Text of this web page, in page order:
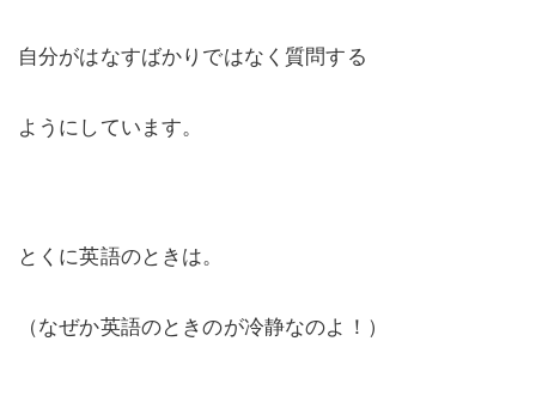
自分がはなすばかりではなく質問する
ようにしています。
とくに英語のときは。
（なぜか英語のときのが冷静なのよ！）